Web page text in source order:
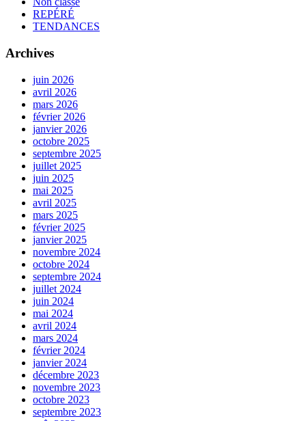
REPÉRÉ
TENDANCES
Archives
juin 2026
avril 2026
mars 2026
février 2026
janvier 2026
octobre 2025
septembre 2025
juillet 2025
juin 2025
mai 2025
avril 2025
mars 2025
février 2025
janvier 2025
novembre 2024
octobre 2024
septembre 2024
juillet 2024
juin 2024
mai 2024
avril 2024
mars 2024
février 2024
janvier 2024
décembre 2023
novembre 2023
octobre 2023
septembre 2023